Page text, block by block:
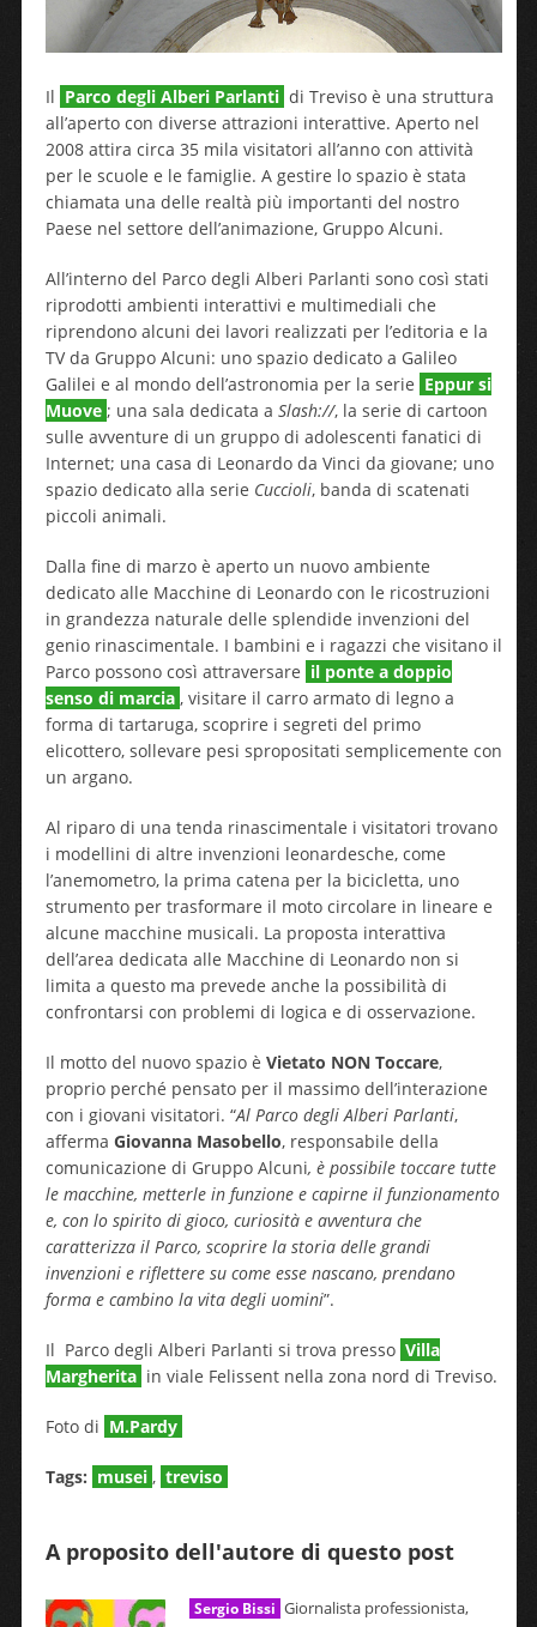
Il Parco degli Alberi Parlanti di Treviso è una struttura
all’aperto con diverse attrazioni interattive. Aperto nel
2008 attira circa 35 mila visitatori all’anno con attività
per le scuole e le famiglie. A gestire lo spazio è stata
chiamata una delle realtà più importanti del nostro
Paese nel settore dell’animazione, Gruppo Alcuni.
All’interno del Parco degli Alberi Parlanti sono così stati
riprodotti ambienti interattivi e multimediali che
riprendono alcuni dei lavori realizzati per l’editoria e la
TV da Gruppo Alcuni: uno spazio dedicato a Galileo
Galilei e al mondo dell’astronomia per la serie Eppur si
Muove ; una sala dedicata a Slash://, la serie di cartoon
sulle avventure di un gruppo di adolescenti fanatici di
Internet; una casa di Leonardo da Vinci da giovane; uno
spazio dedicato alla serie Cuccioli, banda di scatenati
piccoli animali.
Dalla fine di marzo è aperto un nuovo ambiente
dedicato alle Macchine di Leonardo con le ricostruzioni
in grandezza naturale delle splendide invenzioni del
genio rinascimentale. I bambini e i ragazzi che visitano il
Parco possono così attraversare il ponte a doppio
senso di marcia , visitare il carro armato di legno a
forma di tartaruga, scoprire i segreti del primo
elicottero, sollevare pesi spropositati semplicemente con
un argano.
Al riparo di una tenda rinascimentale i visitatori trovano
i modellini di altre invenzioni leonardesche, come
l’anemometro, la prima catena per la bicicletta, uno
strumento per trasformare il moto circolare in lineare e
alcune macchine musicali. La proposta interattiva
dell’area dedicata alle Macchine di Leonardo non si
limita a questo ma prevede anche la possibilità di
confrontarsi con problemi di logica e di osservazione.
Il motto del nuovo spazio è Vietato NON Toccare,
proprio perché pensato per il massimo dell’interazione
con i giovani visitatori. “Al Parco degli Alberi Parlanti,
afferma Giovanna Masobello, responsabile della
comunicazione di Gruppo Alcuni, è possibile toccare tutte
le macchine, metterle in funzione e capirne il funzionamento
e, con lo spirito di gioco, curiosità e avventura che
caratterizza il Parco, scoprire la storia delle grandi
invenzioni e riflettere su come esse nascano, prendano
forma e cambino la vita degli uomini”.
Il Parco degli Alberi Parlanti si trova presso Villa
Margherita in viale Felissent nella zona nord di Treviso.
Foto di M.Pardy
Tags: musei , treviso
A proposito dell'autore di questo post
Sergio Bissi Giornalista professionista,